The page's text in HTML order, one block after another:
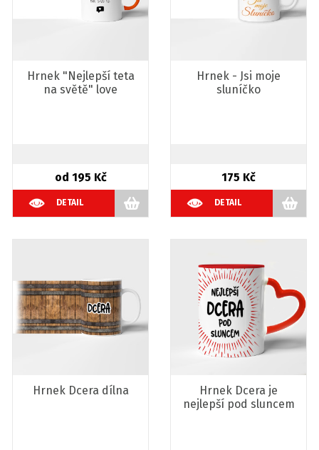
Hrnek "Nejlepší teta
na světě" love
od 195 Kč
DETAIL
Hrnek - Jsi moje
sluníčko
175 Kč
DETAIL
Hrnek Dcera dílna
Hrnek Dcera je
nejlepší pod sluncem